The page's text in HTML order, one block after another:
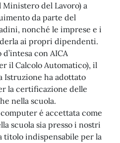
del Lavoro) a
da parte del
nonché le imprese e i
ai propri dipendenti.
con AICA
il Calcolo Automatico), il
Istruzione ha adottato
la certificazione delle
nella scuola.
é accettata come
scuola sia presso i nostri
titolo indispensabile per la